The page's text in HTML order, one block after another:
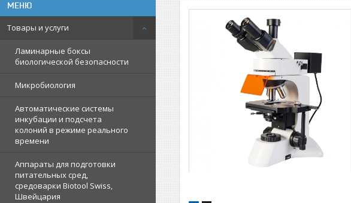
Товары и услуги
Ламинарные боксы
биологической безопасности
Микробиология
Автоматические системы
инкубации и подсчета
колоний в режиме реального
времени
Аппараты для подготовки
питательных сред,
средоварки Biotool Swiss,
Швейцария